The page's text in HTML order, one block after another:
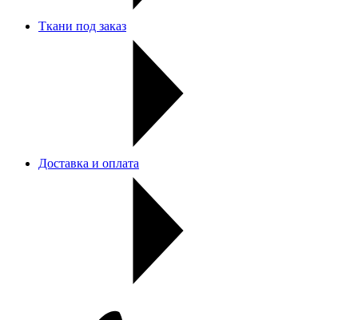
Ткани под заказ
Доставка и оплата